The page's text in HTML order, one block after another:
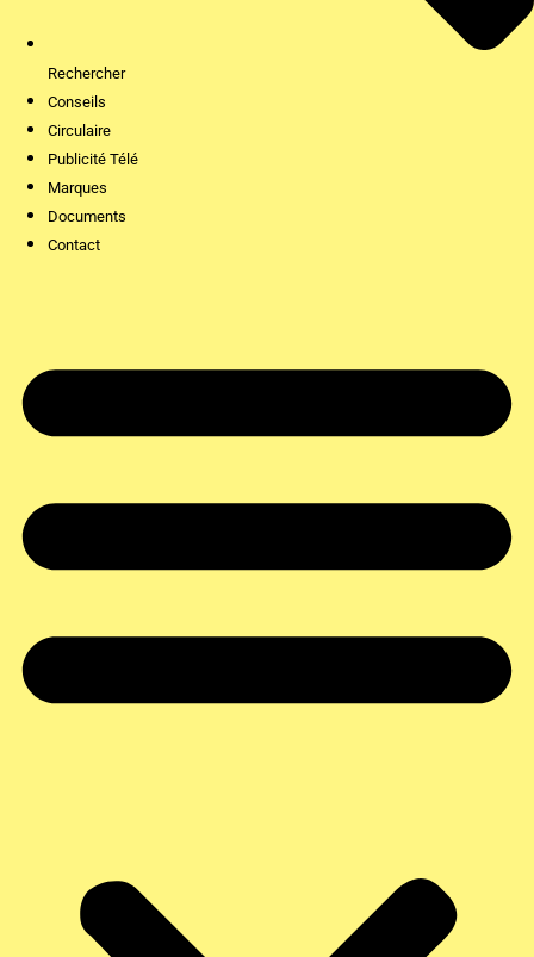
Rechercher
Conseils
Circulaire
Publicité Télé
Marques
Documents
Contact